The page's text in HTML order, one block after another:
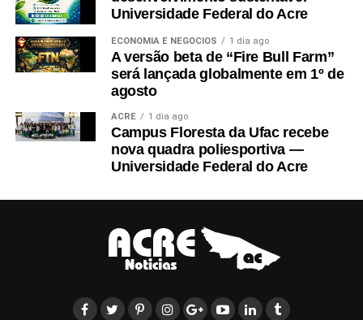
edições dos últimos 7 anos de Claudia, Superinteressante, VC
S/A, Você RH e Veja Saúde, incluindo edições especiais e
históricas no app.
Pagamento único anual de R$71,88, equivalente a R$ 5,99/mês.
PARABÉNS! Você já pode ler essa matéria grátis.
Leia Mais: Veja
Universidade Federal do Acre
ECONOMIA E NEGÓCIOS 1 dia ago
A versão beta de “Fire Bull Farm”
será lançada globalmente em 1º de
agosto
ACRE 1 dia ago
Campus Floresta da Ufac recebe
nova quadra poliesportiva —
Universidade Federal do Acre